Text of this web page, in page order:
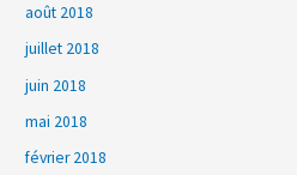
août 2018
juillet 2018
juin 2018
mai 2018
février 2018